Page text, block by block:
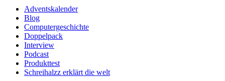
Adventskalender
Blog
Computergeschichte
Doppelpack
Interview
Podcast
Produkttest
Schreihalzz erklärt die welt